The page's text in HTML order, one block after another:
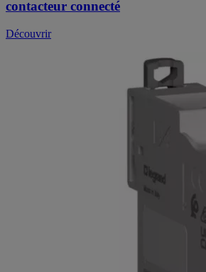
contacteur connecté
Découvrir